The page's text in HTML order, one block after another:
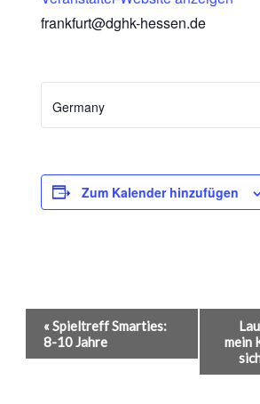
frankfurt@dghk-hessen.de
Germany
Zum Kalender hinzufügen
Veranstaltung-
Navigation
« Spieltreff Smarties:
8-10 Jahre
mein